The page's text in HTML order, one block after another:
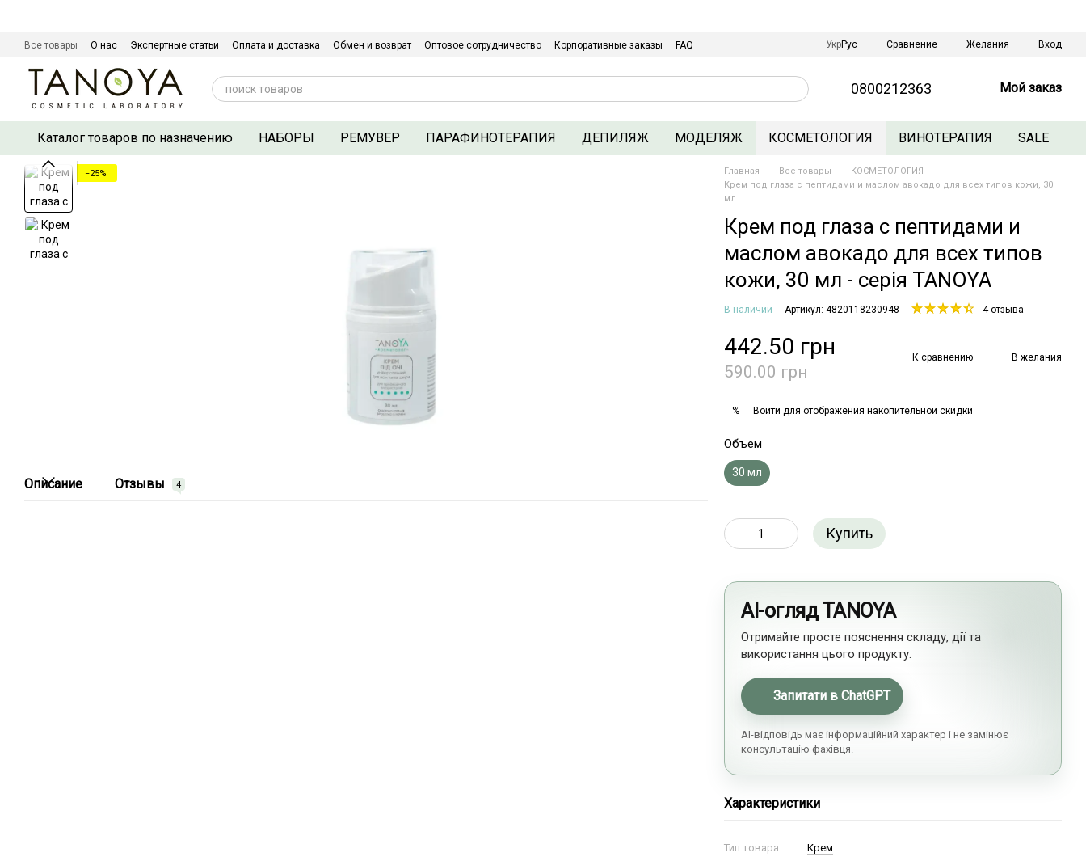
Все товары О нас Экспертные статьи Оплата и доставка Обмен и возврат Оптовое сотрудничество Корпоративные заказы
FAQ
УкрРус Сравнение Желания Вход
0800212363 Мой заказ
Каталог товаров по назначению НАБОРЫ РЕМУВЕР ПАРАФИНОТЕРАПИЯ ДЕПИЛЯЖ МОДЕЛЯЖ КОСМЕТОЛОГИЯ ВИНОТЕРАПИЯ SALE
−25%
Описание Отзывы 4
Главная Все товары
КОСМЕТОЛОГИЯ
Крем под глаза с пептидами и маслом авокадо для всех типов кожи, 30
мл
Крем под глаза с пептидами и
маслом авокадо для всех типов
кожи, 30 мл - серія TANOYA
В наличии Артикул: 4820118230948 4 отзыва
442.50 грн
590.00 грн
К сравнению В желания
% Войти для отображения накопительной скидки
Объем
30 мл
Купить
AI-огляд TANOYA
Отримайте просте пояснення складу, дії та
використання цього продукту.
Запитати в ChatGPT
AI-відповідь має інформаційний характер і не замінює
консультацію фахівця.
Характеристики
Тип товара
Крем